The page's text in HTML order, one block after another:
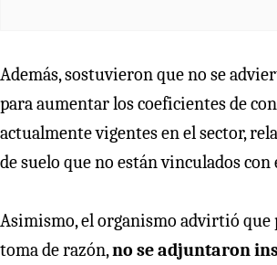
Además, sostuvieron que no se
para aumentar los coeficientes de
actualmente vigentes en el sector,
de suelo que no están vinculados con
Asimismo, el organismo advirtió que
toma de razón,no se adjuntaron